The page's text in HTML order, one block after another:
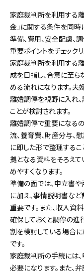
家庭裁判所を利用する離
金」に関する条件を同時
準備、費用、安全配慮、
重要ポイントをチェック
家庭裁判所を利用する
成を目指し、合意に至
める流れになります。
離婚調停を視野に入れ
ことが検討されます。
離婚調停で重要になる
流、養育費、財産分与
に即した形で整理するこ
拠となる資料をそろえて
めやすくなります。
準備の面では、申立書
に加え、事情説明書な
重要です。また、収入資
確保しておくと調停の
割を検討している場合
です。
家庭裁判所の手続には
必要になります。また